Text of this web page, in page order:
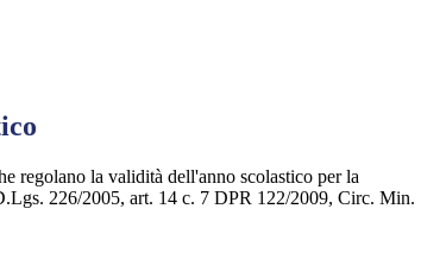
regolano la validità dell'anno scolastico per la
226/2005, art. 14 c. 7 DPR 122/2009, Circ. Min.